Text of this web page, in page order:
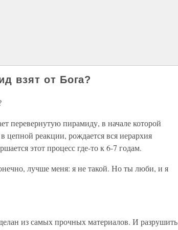
взят от Бога?
перевернутую пирамиду, в начале которой
цепной реакции, рождается вся иерархия
этот процесс где-то к 6-7 годам.
лучше меня: я не такой. Но ты люби, и я
из самых прочных материалов. И разрушить